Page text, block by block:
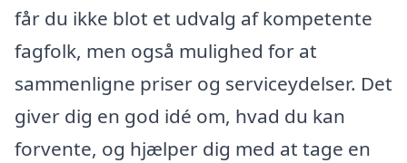
får du ikke blot et udvalg af kompetente
fagfolk, men også mulighed for at
sammenligne priser og serviceydelser. Det
giver dig en god idé om, hvad du kan
forvente, og hjælper dig med at tage en